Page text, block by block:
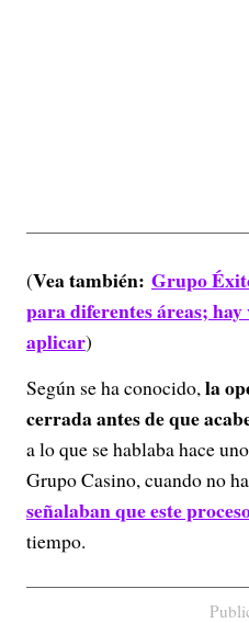
(Vea también: Grupo
para diferentes áreas;
aplicar)
Según se ha conocido,la
cerrada antes de que
a lo que se hablaba hace
Grupo Casino, cuando no
señalaban que este
tiempo.